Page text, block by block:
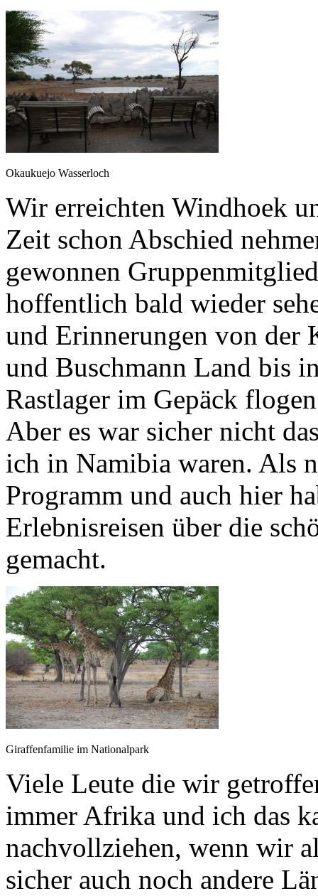
Okaukuejo Wasserloch
Wir erreichten Windhoek
Zeit schon Abschied
gewonnen
hoffentlich bald wieder
und Erinnerungen von der
und Buschmann Land bis
Rastlager im Gepäck
Aber es war sicher nicht
ich in Namibia waren. Als
Programm und auch hier
Erlebnisreisen über die
gemacht.
Giraffenfamilie im Nationalpark
Viele Leute die wir
immer Afrika und ich das
nachvollziehen, wenn wir
sicher auch noch andere